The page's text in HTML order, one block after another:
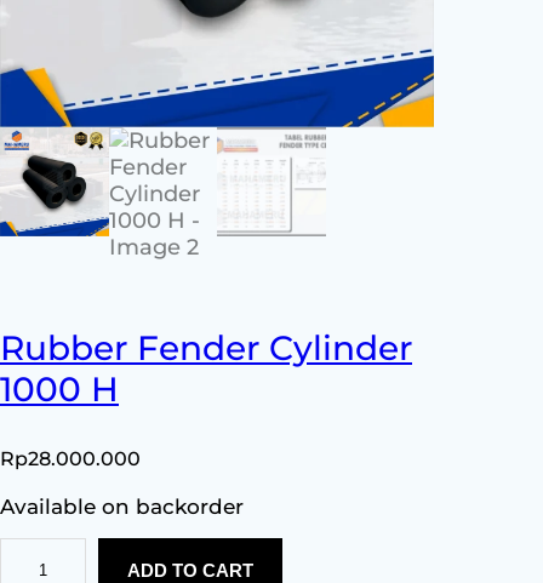
Rubber Fender Cylinder
1000 H
Rp28.000.000
Available on backorder
ADD TO CART